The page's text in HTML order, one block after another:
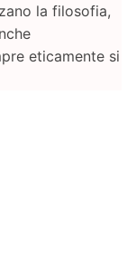
la filosofia,
eticamente si